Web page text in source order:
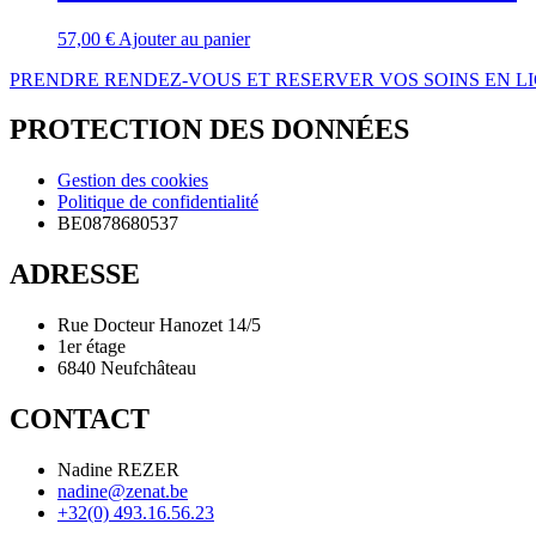
57,00 € Ajouter au panier
PRENDRE RENDEZ-VOUS ET RESERVER VOS SOINS EN
PROTECTION DES DONNÉES
Gestion des cookies
Politique de confidentialité
BE0878680537
ADRESSE
Rue Docteur Hanozet 14/5
1er étage
6840 Neufchâteau
CONTACT
Nadine REZER
nadine@zenat.be
+32(0) 493.16.56.23